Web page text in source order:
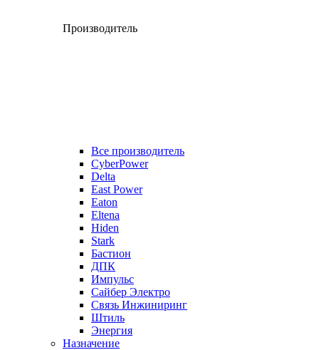
Производитель
Все производитель
CyberPower
Delta
East Power
Eaton
Eltena
Hiden
Stark
Бастион
ДПК
Импульс
Сайбер Электро
Связь Инжиниринг
Штиль
Энергия
Назначение